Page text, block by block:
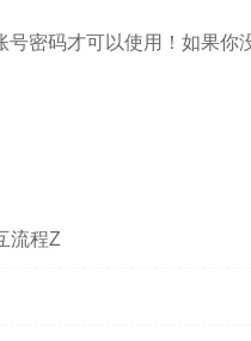
密码才可以使用！如果你
流程Z